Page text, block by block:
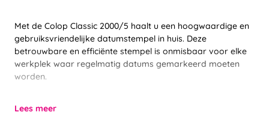
Met de Colop Classic 2000/5 haalt u een hoogwaardige en
gebruiksvriendelijke datumstempel in huis. Deze
betrouwbare en efficiënte stempel is onmisbaar voor elke
werkplek waar regelmatig datums gemarkeerd moeten
worden.
Lees meer